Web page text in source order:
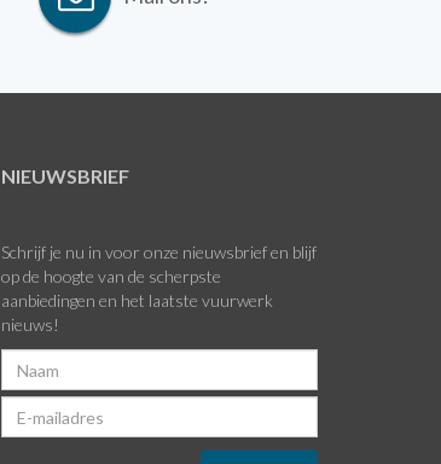
NIEUWSBRIEF
Schrijf je nu in voor onze nieuwsbrief en blijf
op de hoogte van de scherpste
aanbiedingen en het laatste vuurwerk
nieuws!